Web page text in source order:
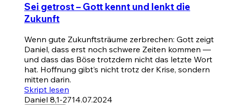
Sei getrost – Gott kennt und lenkt die
Zukunft
Wenn gute Zukunftsträume zerbrechen: Gott zeigt
Daniel, dass erst noch schwere Zeiten kommen —
und dass das Böse trotzdem nicht das letzte Wort
hat. Hoffnung gibt’s nicht trotz der Krise, sondern
mitten darin.
Skript lesen
Daniel 8,1-2714.07.2024